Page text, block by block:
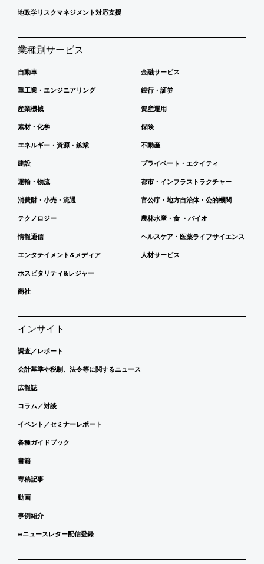
地政学リスクマネジメント対応支援
業種別サービス
自動車
重工業・エンジニアリング
産業機械
素材・化学
エネルギー・資源・鉱業
建設
運輸・物流
消費財・小売・流通
テクノロジー
情報通信
エンタテイメント&メディア
ホスピタリティ&レジャー
商社
金融サービス
銀行・証券
資産運用
保険
不動産
プライベート・エクイティ
都市・インフラストラクチャー
官公庁・地方自治体・公的機関
農林水産・食 ・バイオ
ヘルスケア・医薬ライフサイエンス
人材サービス
インサイト
調査／レポート
会計基準や税制、法令等に関するニュース
広報誌
コラム／対談
イベント／セミナーレポート
各種ガイドブック
書籍
寄稿記事
動画
事例紹介
eニュースレター配信登録